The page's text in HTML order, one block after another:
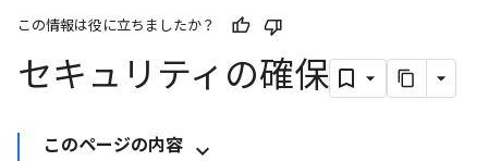
この情報は役に立ちましたか？
セキュリティの確保
このページの内容